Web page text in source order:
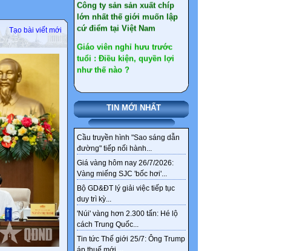
Giáo viên nghỉ hưu trước
tuổi : Điều kiện, quyền lợi
như thế nào ?
Gần 30 tấn vàng ở Tây Bắc
chỉ là một phần kho vàng
ngầm tại Việt Nam
Tổng hợp văn bản sát nhập
xã, huyện đến 2030
Chi tiết tên gọi 126 xã,
phường mới ở Hà Nội sau
sắp xếp
Sức khỏe, bài thuốc hay
Ngân hàng ‘khai tử’
nickname tài khoản từ 1/4
Thêm 4 nhóm được hưởng
chính sách nghỉ hưu trước
tuổi theo Nghị định 178
TIN MỚI NHẤT
Cầu truyền hình "Sao sáng dẫn
đường" tiếp nối hành...
Giá vàng hôm nay 26/7/2026:
Vàng miếng SJC 'bốc hơi'...
Bộ GD&ĐT lý giải việc tiếp tục
duy trì kỳ...
'Núi' vàng hơn 2.300 tấn: Hé lộ
cách Trung Quốc...
Tin tức Thế giới 25/7: Ông Trump
Tạo bài viết mới